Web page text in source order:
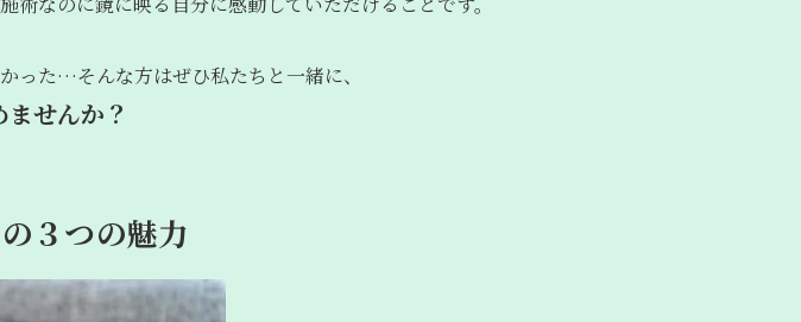
った…そんな方はぜひ私たちと一緒に、
せんか？
３つの魅力